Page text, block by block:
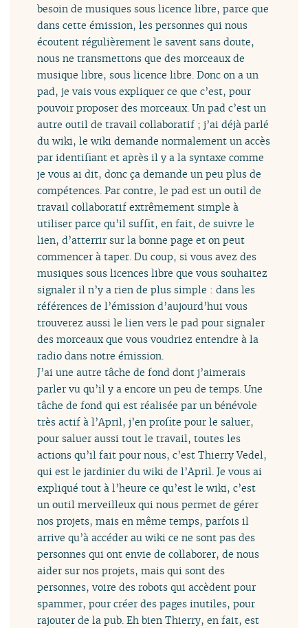
besoin de musiques sous licence libre, parce que
dans cette émission, les personnes qui nous
écoutent régulièrement le savent sans doute,
nous ne transmettons que des morceaux de
musique libre, sous licence libre. Donc on a un
pad, je vais vous expliquer ce que c’est, pour
pouvoir proposer des morceaux. Un pad c’est un
autre outil de travail collaboratif ; j’ai déjà parlé
du wiki, le wiki demande normalement un accès
par identifiant et après il y a la syntaxe comme
je vous ai dit, donc ça demande un peu plus de
compétences. Par contre, le pad est un outil de
travail collaboratif extrêmement simple à
utiliser parce qu’il suffit, en fait, de suivre le
lien, d’atterrir sur la bonne page et on peut
commencer à taper. Du coup, si vous avez des
musiques sous licences libre que vous souhaitez
signaler il n’y a rien de plus simple : dans les
références de l’émission d’aujourd’hui vous
trouverez aussi le lien vers le pad pour signaler
des morceaux que vous voudriez entendre à la
radio dans notre émission.
J’ai une autre tâche de fond dont j’aimerais
parler vu qu’il y a encore un peu de temps. Une
tâche de fond qui est réalisée par un bénévole
très actif à l’April, j’en profite pour le saluer,
pour saluer aussi tout le travail, toutes les
actions qu’il fait pour nous, c’est Thierry Vedel,
qui est le jardinier du wiki de l’April. Je vous ai
expliqué tout à l’heure ce qu’est le wiki, c’est
un outil merveilleux qui nous permet de gérer
nos projets, mais en même temps, parfois il
arrive qu’à accéder au wiki ce ne sont pas des
personnes qui ont envie de collaborer, de nous
aider sur nos projets, mais qui sont des
personnes, voire des robots qui accèdent pour
spammer, pour créer des pages inutiles, pour
rajouter de la pub. Eh bien Thierry, en fait, est